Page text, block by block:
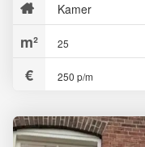
Kamer
25
250 p/m